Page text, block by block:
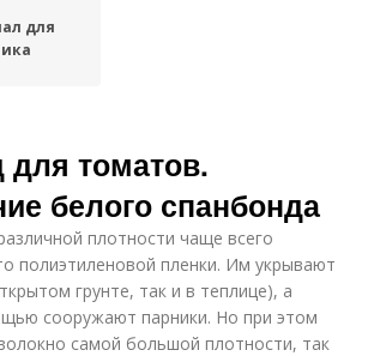
для
томатов.
белого спанбонда
плотности чаще всего
полиэтиленовой пленки. Им укрывают
грунте, так и в теплице), а
сооружают парники. Но при этом
самой большой плотности, так